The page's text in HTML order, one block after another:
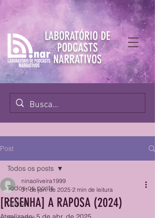
LABORATÓRIO DE
PODCASTS
NARRATIVOS
Post
Todos os posts
Crítica
Todos os posts
[RESENHA] A RAPOSA (2024)
ninaoliveira1999
31 de jan. de 2025 2 min de leitura